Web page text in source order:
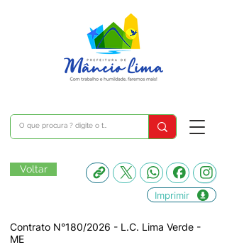
Voltar
Imprimir
Contrato N°180/2026 - L.C. Lima Verde -
ME